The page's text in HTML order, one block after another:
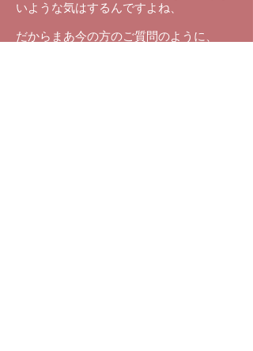
いような気はするんですよね、
だからまあ今の方のご質問のように、